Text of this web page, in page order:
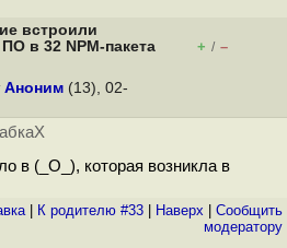
встроили
в 32 NPM-пакета
+ / –
Аноним (13), 02-
в (_О_), которая возникла в
| К родителю #33 Наверх
Cообщить
модератору